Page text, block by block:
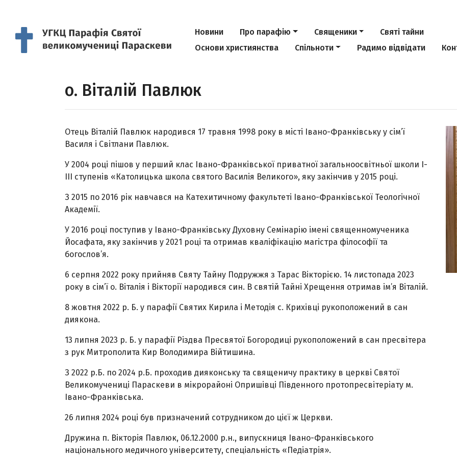
Новини Про парафію Священики
Святі тайни
Основи християнства
Спільноти Радимо відвідати
о. Віталій Павлюк
Отець Віталій Павлюк народився 17 травня 1998 року в місті Івано-Франківську у сім’ї
Василя і Світлани Павлюк.
У 2004 році пішов у перший клас Івано-Франківської приватної загальноосвітньої школи І-
ІІІ ступенів «Католицька школа святого Василія Великого», яку закінчив у 2015 році.
З 2015 по 2016 рік навчався на Катехитичному факультеті Івано-Франківської Теологічної
Академії.
У 2016 році поступив у Івано-Франківську Духовну Семінарію імені священномученика
Йосафата, яку закінчив у 2021 році та отримав кваліфікацію магістра філософії та
богослов’я.
6 серпня 2022 року прийняв Святу Тайну Подружжя з Тарас Вікторією. 14 листопада 2023
року в сім’ї о. Віталія і Вікторії народився син. В святій Тайні Хрещення отримав ім’я Віталій.
8 жовтня 2022 р. Б. у парафії Святих Кирила і Методія с. Крихівці рукоположений в сан
диякона.
13 липня 2023 р. Б. у парафії Різдва Пресвятої Богородиці рукоположений в сан пресвітера
з рук Митрополита Кир Володимира Війтишина.
З 2022 р.Б. по 2024 р.Б. проходив дияконську та священичу практику в церкві Святої
Великомучениці Параскеви в мікрорайоні Опришівці Південного протопресвітеріату м.
Івано-Франківська.
26 липня 2024 році був призначений сотрудником до цієї ж Церкви.
Дружина п. Вікторія Павлюк, 06.12.2000 р.н., випускниця Івано-Франківського
національного медичного університету, спеціальність «Педіатрія».